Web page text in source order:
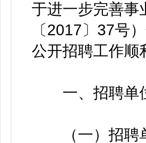
于进一步完善事
〔2017〕37号
公开招聘工作顺
一、招聘单
（一）招聘单